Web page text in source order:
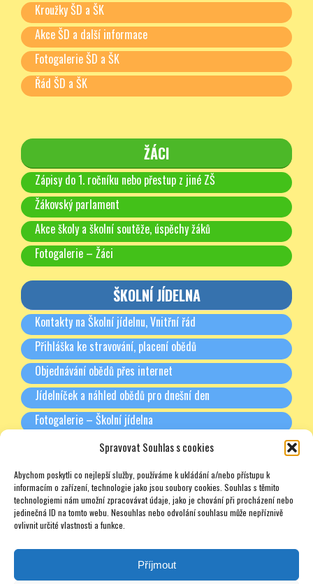
Spravovat Souhlas s cookies
Abychom poskytli co nejlepší služby, používáme k ukládání a/nebo přístupu k
informacím o zařízení, technologie jako jsou soubory cookies. Souhlas s těmito
technologiemi nám umožní zpracovávat údaje, jako je chování při procházení nebo
jedinečná ID na tomto webu. Nesouhlas nebo odvolání souhlasu může nepříznivě
ovlivnit určité vlastnosti a funkce.
Příjmout
Kroužky ŠD a ŠK
Akce ŠD a další informace
Fotogalerie ŠD a ŠK
Řád ŠD a ŠK
ŽÁCI
Zápisy do 1. ročníku nebo přestup z jiné ZŠ
Žákovský parlament
Akce školy a školní soutěže, úspěchy žáků
Fotogalerie – Žáci
ŠKOLNÍ JÍDELNA
Kontakty na Školní jídelnu, Vnitřní řád
Přihláška ke stravování, placení obědů
Objednávání obědů přes internet
Jídelníček a náhled obědů pro dnešní den
Fotogalerie – Školní jídelna
Třídní schůzky + Spolek rodičů (dříve SRPŠ)
Rada školy
Soukromé doučování – zajímavé odkazy – nabídky – texty